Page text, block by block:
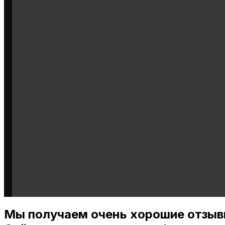
Мы получаем очень хорошие